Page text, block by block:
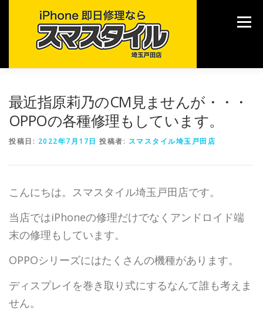
メニュー
最近指原莉乃のCM見ませんが・・・
OPPOの各種修理もしています。
投稿日: 2022年7月17日 投稿者: スマスタイル埼玉戸田店
こんにちは。スマスタイル埼玉戸田店です。
当店ではiPhoneの修理だけでなくアンドロイド端
末の修理もしています。
OPPOシリーズにはたくさんの機種があります。
ディスプレイを巻き取り式にするなんて誰も考えま
せん。